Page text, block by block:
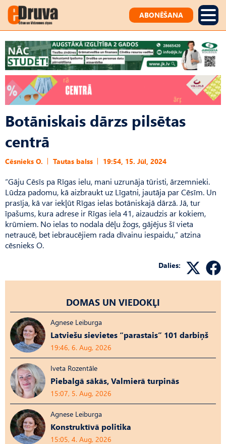
ABONĒŠANA
Botāniskais dārzs pilsētas
centrā
Cēsnieks O. Tautas balss 19:54, 15. Jūl, 2024
“Gāju Cēsīs pa Rīgas ielu, mani uzrunāja tūristi, ārzemnieki.
Lūdza padomu, kā aizbraukt uz Līgatni, jautāja par Cēsīm. Un
prasīja, kā var iekļūt Rīgas ielas botāniskajā dārzā. Jā, tur
īpašums, kura adrese ir Rīgas iela 41, aizaudzis ar kokiem,
krūmiem. No ielas to nodala dēļu žogs, gājējus šī vieta
netraucē, bet iebraucējiem rada dīvainu iespaidu,” atzina
cēsnieks O.
Dalies:
DOMAS UN VIEDOKĻI
Agnese Leiburga
Latviešu sievietes “parastais” 101 darbiņš
19:46, 6. Aug, 2026
Iveta Rozentāle
Piebalgā sākās, Valmierā turpinās
15:07, 5. Aug, 2026
Agnese Leiburga
Konstruktīvā politika
15:05, 4. Aug, 2026